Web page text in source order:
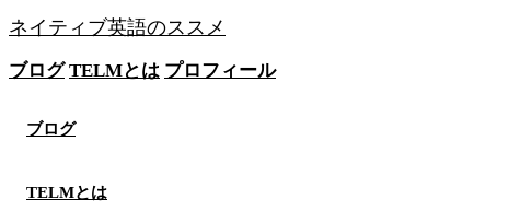
ネイティブ英語のススメ
ブログ TELMとは プロフィール
ブログ
TELMとは